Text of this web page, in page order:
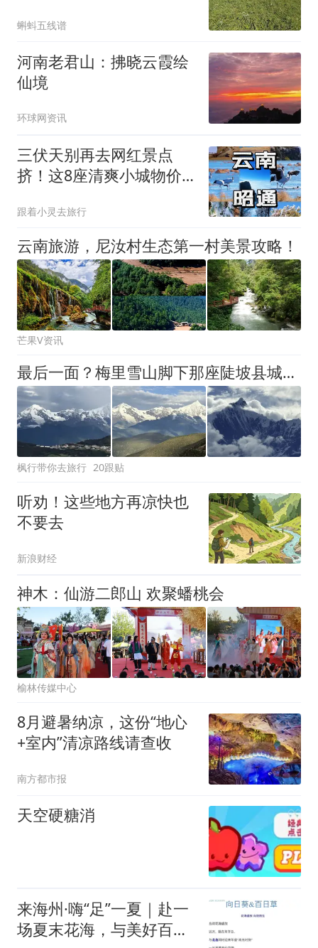
蝌蚪五线谱
河南老君山：拂晓云霞绘
仙境
环球网资讯
三伏天别再去网红景点
挤！这8座清爽小城物价
跟着小灵去旅行
云南旅游，尼汝村生态第一村美景攻略！
芒果V资讯
最后一面？梅里雪山脚下那座陡坡县城，可能真的要搬了
枫行带你去旅行 20跟贴
听劝！这些地方再凉快也
不要去
新浪财经
神木：仙游二郎山 欢聚蟠桃会
榆林传媒中心
8月避暑纳凉，这份“地心
+室内”清凉路线请查收
南方都市报
天空硬糖消
来海州·嗨“足”一夏｜赴一
场夏末花海，与美好百日